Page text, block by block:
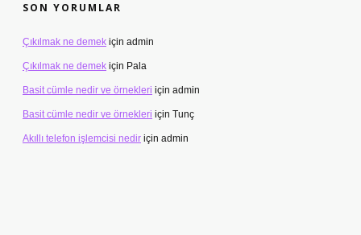
SON YORUMLAR
Çıkılmak ne demek için admin
Çıkılmak ne demek için Pala
Basit cümle nedir ve örnekleri için admin
Basit cümle nedir ve örnekleri için Tunç
Akıllı telefon işlemcisi nedir için admin